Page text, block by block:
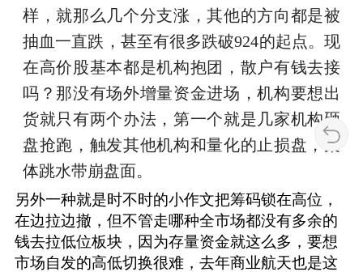
样，就那么几个分支涨，其他的方向都是被
抽血一直跌，甚至有很多跌破924的起点。现
在高价股基本都是机构抱团，散户有钱去接
吗？那没有场外增量资金进场，机构要想出
货就只有两个办法，第一个就是几家机构砸
盘抢跑，触发其他机构和量化的止损盘，集
体跳水带崩盘面。
另外一种就是时不时的小作文把筹码锁在高位，
在边拉边撤，但不管走哪种全市场都没有多余的
钱去拉低位板块，因为存量资金就这么多，要想
市场自发的高低切换很难，去年商业航天也是这